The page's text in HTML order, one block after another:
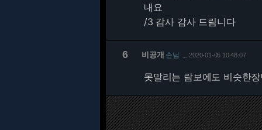
내요
/3 감사 감사 드림니다
6 비공개 손님 2020-01-05 10:48:07
못말리는 람보에도 비슷한